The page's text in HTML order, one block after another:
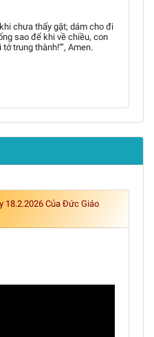
chưa thấy gặt; dám cho đi
sao để khi về chiều, con
trung thành!’”, Amen.
18.2.2026 Của Đức Giáo